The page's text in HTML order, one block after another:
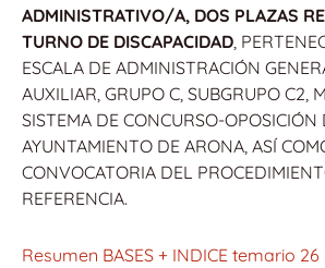
ADMINISTRATIVO/A, DOS PLAZAS
TURNO DE DISCAPACIDAD ,
ESCALA DE ADMINISTRACIÓN
AUXILIAR, GRUPO C, SUBGRUPO C2,
SISTEMA DE CONCURSO-OPOSICIÓN
AYUNTAMIENTO DE ARONA, ASÍ
CONVOCATORIA DEL
REFERENCIA.
Resumen BASES + INDICE temario